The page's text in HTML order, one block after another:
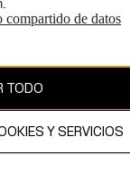
copyright y es
compartido de datos
TODO
Y SERVICIOS